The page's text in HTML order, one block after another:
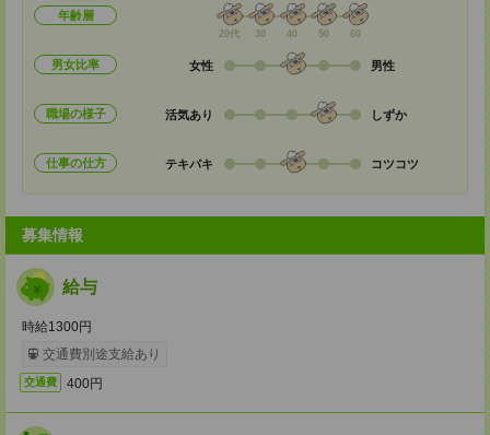
年齢層
20代 30 40 50 60
男女比率 女性 男性
職場の様子 活気あり しずか
仕事の仕方 テキパキ コツコツ
募集情報
給与
時給1300円
交通費別途支給あり
交通費 400円